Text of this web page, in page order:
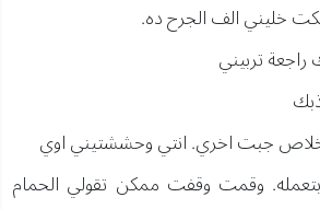
خليني الف الجرح ده.
تربيني
خلاص جبت اخري. انتي وحششتيني اوي
وقمت وقفت ممكن تقولي الحمام